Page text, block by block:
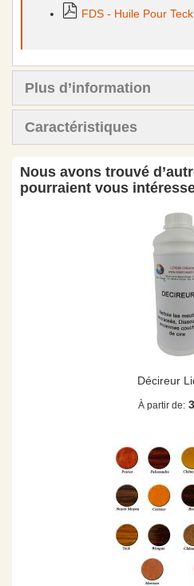
FDS - Huile Pour
Plus d’information
Caractéristiques
Nous avons trouvé
pourraient vous
Décireur
À partir de